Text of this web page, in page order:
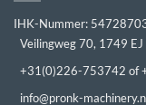
IHK-Nummer:
Veilingweg 70, 1749
+31(0)226-753742 of
info@pronk-